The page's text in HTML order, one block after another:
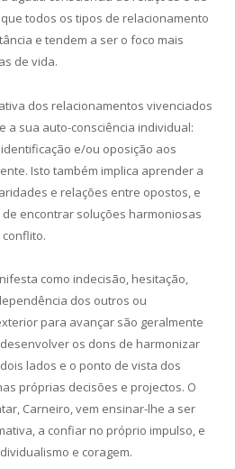
todos os tipos de relacionamento
e tendem a ser o foco mais
de vida.
dos relacionamentos vivenciados
a sua auto-consciência individual:
e/ou oposição aos
Isto também implica aprender a
e relações entre opostos, e
encontrar soluções harmoniosas
como indecisão, hesitação,
dos outros ou
para avançar são geralmente
os dons de harmonizar
lados e o ponto de vista dos
próprias decisões e projectos. O
Carneiro, vem ensinar-lhe a ser
a confiar no próprio impulso, e
e coragem.